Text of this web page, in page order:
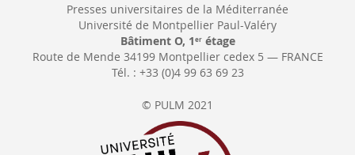
Presses universitaires de la Méditerranée
Université de Montpellier Paul-Valéry
Bâtiment O, 1 erétage
Route de Mende 34199 Montpellier cedex 5 — FRANCE
Tél. : +33 (0)4 99 63 69 23
© PULM 2021